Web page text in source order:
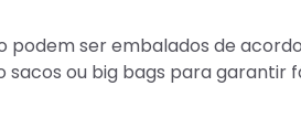
podem ser embalados de
ou big bags para